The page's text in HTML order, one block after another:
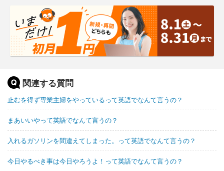
関連する質問
止むを得ず専業主婦をやっているって英語でなんて言うの？
まあいいやって英語でなんて言うの？
入れるガソリンを間違えてしまった。って英語でなんて言うの？
今日やるべき事は今日やろうよ！って英語でなんて言うの？